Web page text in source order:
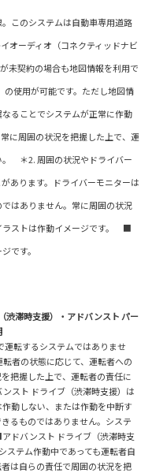
このシステムは自動車専用道路
オーディオ（コネクティッドナビ
未契約の場合も地図情報を利用で
使用が可能です。ただし地図情
ることでシステムが正常に作動
に周囲の状況を把握した上で、運
。 ＊2. 周囲の状況やドライバー
あります。ドライバーモニターは
はありません。常に周囲の状況
ストは作動イメージです。 ■
です。
滞時支援）・アドバンスト パー
転するシステムではありませ
者の状態に応じて、運転者への
把握した上で、運転者の責任に
スト ドライブ（渋滞時支援）は
動しない、または作動を中断す
るものではありません。システ
ドバンスト ドライブ（渋滞時支
ステム作動中であっても運転者自
は自らの責任で周囲の状況を把